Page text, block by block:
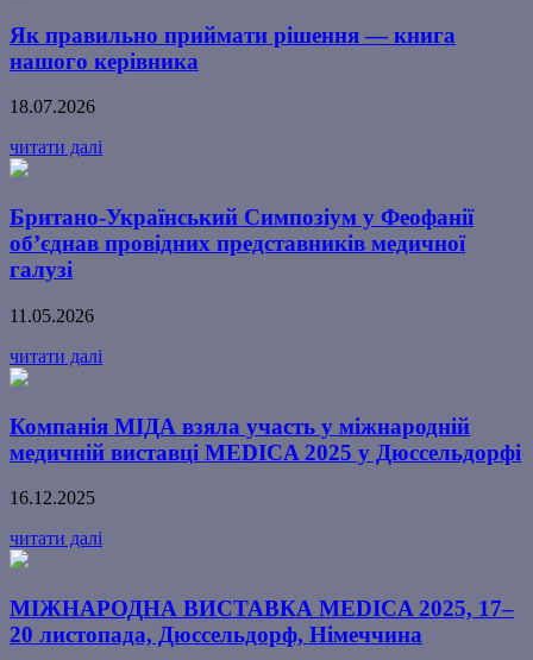
Як правильно приймати рішення — книга
нашого керівника
18.07.2026
читати далі
Британо-Український Симпозіум у Феофанії
об’єднав провідних представників медичної
галузі
11.05.2026
читати далі
Компанія МІДА взяла участь у міжнародній
медичній виставці MEDICA 2025 у Дюссельдорфі
16.12.2025
читати далі
МІЖНАРОДНА ВИСТАВКА MEDICA 2025, 17–
20 листопада, Дюссельдорф, Німеччина